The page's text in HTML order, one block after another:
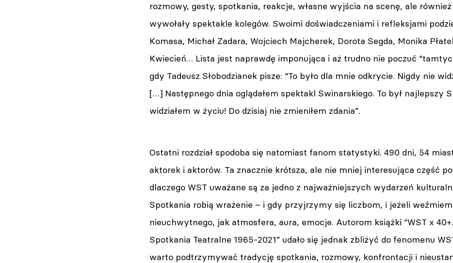
rozmowy, gesty, spotkania, reakcje, własne wyjścia na scenę, ale
wywołały spektakle kolegów. Swoimi doświadczeniami i refleksjami
Komasa, Michał Zadara, Wojciech Majcherek, Dorota Segda, Monika
Kwiecień… Lista jest naprawdę imponująca i aż trudno nie poczuć
gdy Tadeusz Słobodzianek pisze: “To było dla mnie odkrycie. Nigdy nie
[…] Następnego dnia oglądałem spektakl Swinarskiego. To był najlepszy
widziałem w życiu! Do dzisiaj nie zmieniłem zdania”.
Ostatni rozdział spodoba się natomiast fanom statystyki. 490 dni, 54
aktorek i aktorów. Ta znacznie krótsza, ale nie mniej interesująca część
dlaczego WST uważane są za jedno z najważniejszych wydarzeń
Spotkania robią wrażenie – i gdy przyjrzymy się liczbom, i jeżeli
nieuchwytnego, jak atmosfera, aura, emocje. Autorom książki “WST x
Spotkania Teatralne 1965-2021” udało się jednak zbliżyć do fenomenu
warto podtrzymywać tradycję spotkania, rozmowy, konfrontacji i